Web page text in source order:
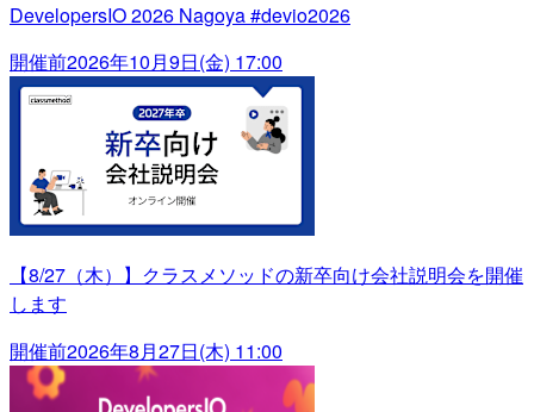
DevelopersIO 2026 Nagoya #devio2026
開催前2026年10月9日(金) 17:00
【8/27（木）】クラスメソッドの新卒向け会社説明会を開催
します
開催前2026年8月27日(木) 11:00